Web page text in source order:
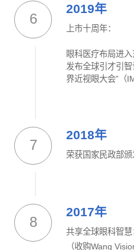
6
2019年
上市十周年：
眼科医疗布局进
发布全球引才引
界近视眼大会”（
7
2018年
荣获国家民政部
8
2017年
共享全球眼科智
（收购Wang